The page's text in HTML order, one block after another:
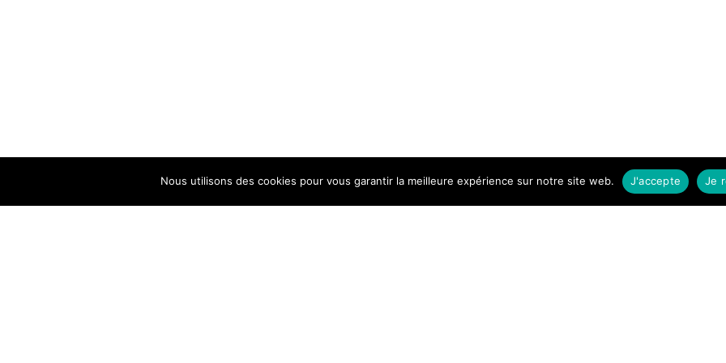
Nous utilisons des cookies pour vous garantir la meilleure expérience sur notre site web. J'accepte Je